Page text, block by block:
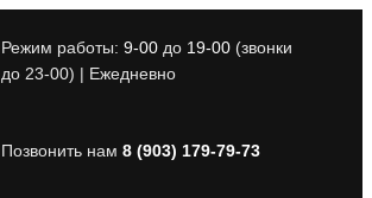
Режим работы: 9-00 до 19-00 (звонки
до 23-00) | Ежедневно
Позвонить нам 8 (903) 179-79-73